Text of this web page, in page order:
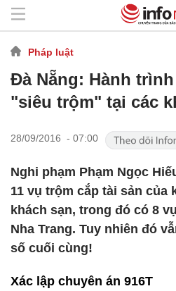
Pháp luật
Đà Nẵng: Hành
"siêu trộm" tại các
28/09/2016 - 07:00
Nghi phạm Phạm Ngọc
11 vụ trộm cắp tài sản của
khách sạn, trong đó có 8
Nha Trang. Tuy nhiên đó
số cuối cùng!
Xác lập chuyên án 916T